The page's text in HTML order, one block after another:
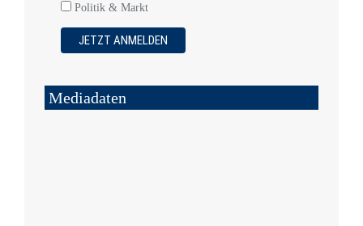
Politik & Markt
Mediadaten